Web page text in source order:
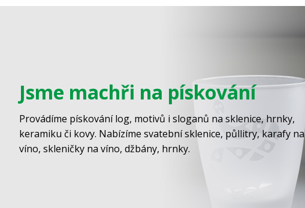
Jsme machři na pískování
Provádíme pískování log, motivů i sloganů na sklenice, hrnky,
keramiku či kovy. Nabízíme svatební sklenice, půllitry, karafy na
víno, skleničky na víno, džbány, hrnky.